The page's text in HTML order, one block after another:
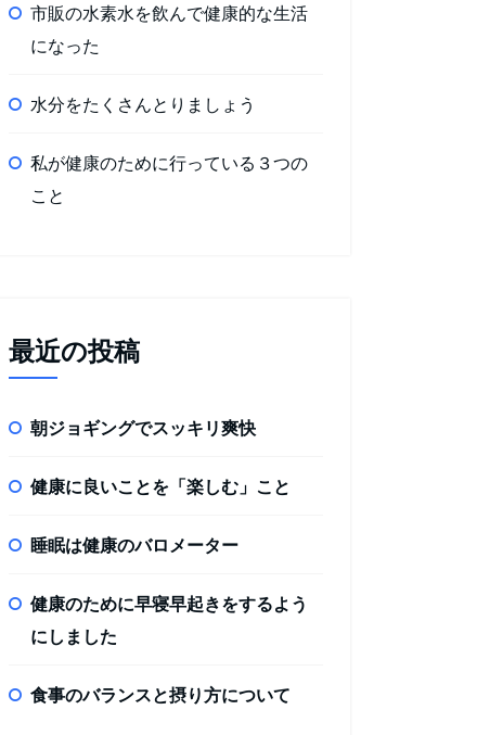
市販の水素水を飲んで健康的な生活
になった
水分をたくさんとりましょう
私が健康のために行っている３つの
こと
最近の投稿
朝ジョギングでスッキリ爽快
健康に良いことを「楽しむ」こと
睡眠は健康のバロメーター
健康のために早寝早起きをするよう
にしました
食事のバランスと摂り方について